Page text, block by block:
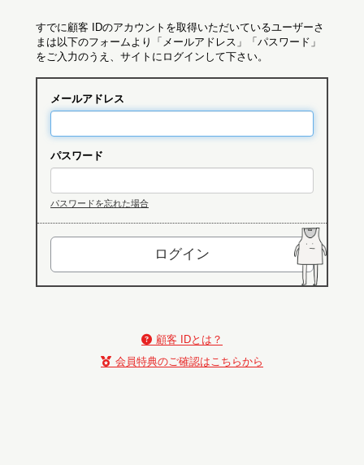
すでに顧客 IDのアカウントを取得いただいているユーザーさ
まは以下のフォームより「メールアドレス」「パスワード」
をご入力のうえ、サイトにログインして下さい。
メールアドレス
パスワード
パスワードを忘れた場合
顧客 IDとは？
会員特典のご確認はこちらから